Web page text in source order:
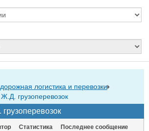
логистика и перевозки
грузоперевозок
Статистика Последнее сообщение